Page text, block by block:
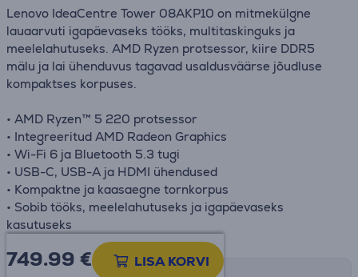
Lenovo IdeaCentre Tower 08AKP10 on mitmekülgne
lauaarvuti igapäevaseks tööks, multitaskinguks ja
meelelahutuseks. AMD Ryzen protsessor, kiire DDR5
mälu ja lai ühenduvus tagavad usaldusväärse jõudluse
kompaktses korpuses.
• AMD Ryzen™ 5 220 protsessor
• Integreeritud AMD Radeon Graphics
• Wi-Fi 6 ja Bluetooth 5.3 tugi
• USB-C, USB-A ja HDMI ühendused
• Kompaktne ja kaasaegne tornkorpus
• Sobib tööks, meelelahutuseks ja igapäevaseks
kasutuseks
749.99 € LISA KORVI